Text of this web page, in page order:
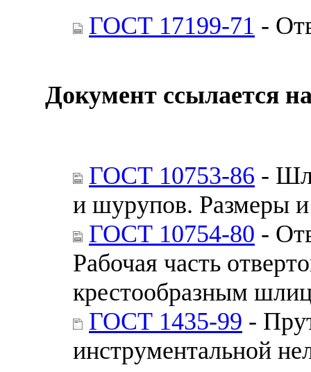
ГОСТ 17199-71 -
Документ ссылается
ГОСТ 10753-86 -
и шурупов. Размеры
ГОСТ 10754-80 -
Рабочая часть
крестообразным
ГОСТ 1435-99 -
инструментальной